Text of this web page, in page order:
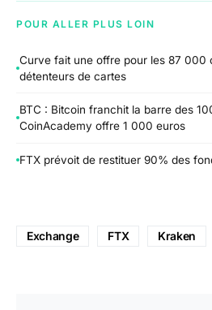
POUR ALLER PLUS LOIN
Curve fait une offre pour les 87 000
détenteurs de cartes
BTC : Bitcoin franchit la barre des
CoinAcademy offre 1 000 euros
FTX prévoit de restituer 90% des
Exchange FTX Kraken